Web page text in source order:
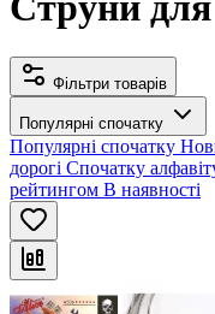
Фільтри товарів
Популярні спочатку
Популярні спочатку
дорогі Спочатку
рейтингом В наявності